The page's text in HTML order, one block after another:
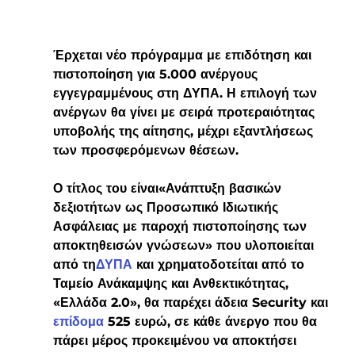
Έρχεται νέο πρόγραμμα με επιδότηση και
πιστοποίηση για 5.000 ανέργους
εγγεγραμμένους στη ΔΥΠΑ. Η επιλογή των
ανέργων θα γίνει με σειρά προτεραιότητας
υποβολής της αίτησης, μέχρι εξαντλήσεως
των προσφερόμενων θέσεων.
Ο τίτλος του είναι«Ανάπτυξη βασικών
δεξιοτήτων ως Προσωπικό Ιδιωτικής
Ασφάλειας με παροχή πιστοποίησης των
αποκτηθεισών γνώσεων» που υλοποιείται
από τηΔΥΠΑ και χρηματοδοτείται από το
Ταμείο Ανάκαμψης και Ανθεκτικότητας,
«Ελλάδα 2.0», θα παρέχει άδεια Security και
επίδομα 525 ευρώ, σε κάθε άνεργο που θα
πάρει μέρος προκειμένου να αποκτήσει